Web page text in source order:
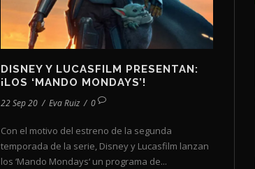
DISNEY Y LUCASFILM PRESENTAN:
¡LOS ‘MANDO MONDAYS’!
22 Sep 20 / Eva Ruiz / 0
Con el motivo del estreno de la segunda
temporada de la serie, Disney y Lucasfilm lanzan
los ‘Mando Mondays‘ un programa de...